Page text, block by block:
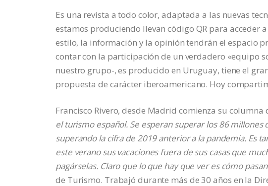
Es una revista a todo color, adaptada a las nuevas
estamos produciendo llevan código QR para acceder
estilo, la información y la opinión tendrán el espacio
contar con la participación de un verdadero «equipo
nuestro grupo-, es producido en Uruguay, tiene el
propuesta de carácter iberoamericano. Hoy
Francisco Rivero, desde Madrid comienza su columna
el turismo español. Se esperan superar los 86
superando la cifra de 2019 anterior a la pandemia. Es
este verano sus vacaciones fuera de sus casas que
pagárselas. Claro que lo que hay que ver es cómo
de Turismo. Trabajó durante más de 30 años en la